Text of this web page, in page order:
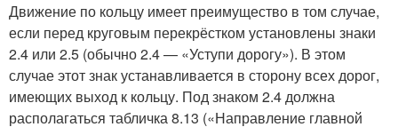
Движение по кольцу имеет преимущество в том случае,
если перед круговым перекрёстком установлены знаки
2.4 или 2.5 (обычно 2.4 — «Уступи дорогу»). В этом
случае этот знак устанавливается в сторону всех дорог,
имеющих выход к кольцу. Под знаком 2.4 должна
располагаться табличка 8.13 («Направление главной